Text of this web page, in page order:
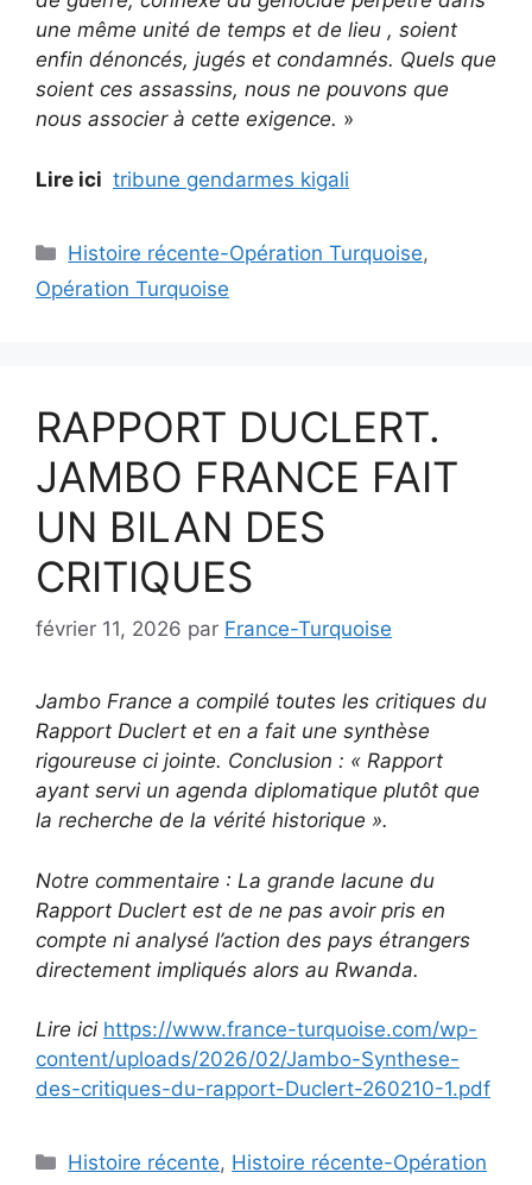
une même unité de temps et de lieu , soient
enfin dénoncés, jugés et condamnés. Quels que
soient ces assassins, nous ne pouvons que
nous associer à cette exigence. »
Lire ici tribune gendarmes kigali
Catégories
Histoire récente-Opération Turquoise,
Opération Turquoise
RAPPORT DUCLERT.
JAMBO FRANCE FAIT
UN BILAN DES
CRITIQUES
février 11, 2026 par France-Turquoise
Jambo France a compilé toutes les critiques du
Rapport Duclert et en a fait une synthèse
rigoureuse ci jointe. Conclusion : « Rapport
ayant servi un agenda diplomatique plutôt que
la recherche de la vérité historique ».
Notre commentaire : La grande lacune du
Rapport Duclert est de ne pas avoir pris en
compte ni analysé l’action des pays étrangers
directement impliqués alors au Rwanda.
Lire ici https://www.france-turquoise.com/wp-
content/uploads/2026/02/Jambo-Synthese-
des-critiques-du-rapport-Duclert-260210-1.pdf
Catégories
Histoire récente, Histoire récente-Opération